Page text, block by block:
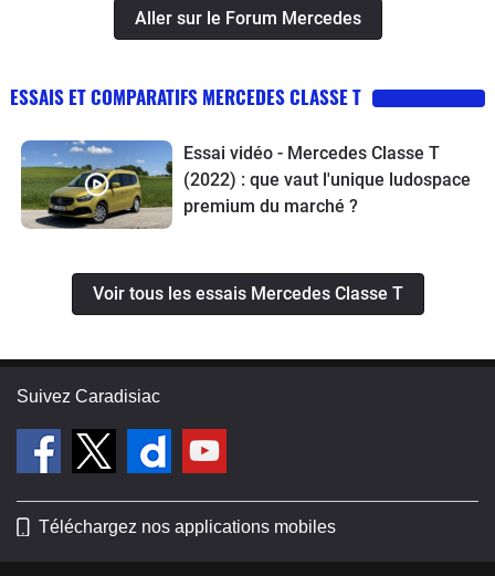
Aller sur le Forum Mercedes
ESSAIS ET COMPARATIFS MERCEDES CLASSE T
Essai vidéo - Mercedes Classe T
(2022) : que vaut l'unique ludospace
premium du marché ?
Voir tous les essais Mercedes Classe T
Suivez Caradisiac
Téléchargez nos applications mobiles